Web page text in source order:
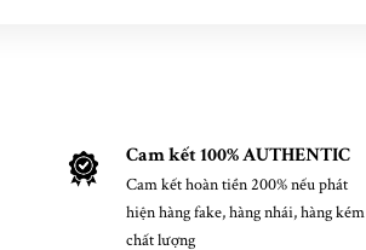
Cam kết 100% AUTHENTIC
Cam kết hoàn tiền 200% nếu phát
hiện hàng fake, hàng nhái, hàng kém
chất lượng